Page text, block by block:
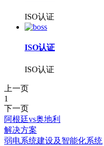
ISO认证
ISO认证
ISO认证
上一页
1
下一页
阿根廷vs奥地利
解决方案
弱电系统建设及智能化系统